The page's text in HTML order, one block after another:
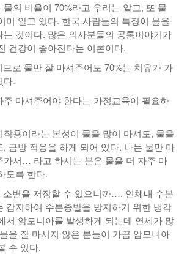
의 비율이 70%라고 우리는 알고, 또 물
미 알고 있다. 한국 사람들의 특징이 물을
는 것이다. 많은 의사분들의 공통이야기가
건강이 좋아진다는 이론이다.
로 물만 잘 마셔주어도 70%는 치유가 가
다.
주 마셔주어야 한다는 가정교육이 필요하
용이라는 본성이 물을 많이 마셔도, 물을
, 금방 적응을 하게 되어 있다. 나는 물만 마
가서… 라고 하시는 분은 물을 더 자주 마
도록 한다.
소변을 저장할 수 있으니까…. 인체내 수분
감지하여 수분증발을 방지하기 위한 냉각
서 암모니아를 발생하게 되는데 연세가 많
을 잘 마시지 않은 분들이 가끔 암모니아
수 있다.